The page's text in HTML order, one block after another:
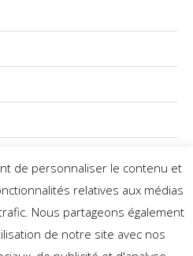
de personnaliser le contenu et
relatives aux médias
Nous partageons également
de notre site avec nos